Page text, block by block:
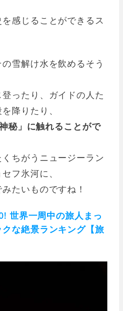
感じることができるス
雪解け水を飲めるそう
ったり、ガイドの人た
降りたり、
秘」に触れることがで
ちがうニュージーラン
フ氷河に、
たいものですね！
世界一周中の旅人まっ
な絶景ランキング【旅